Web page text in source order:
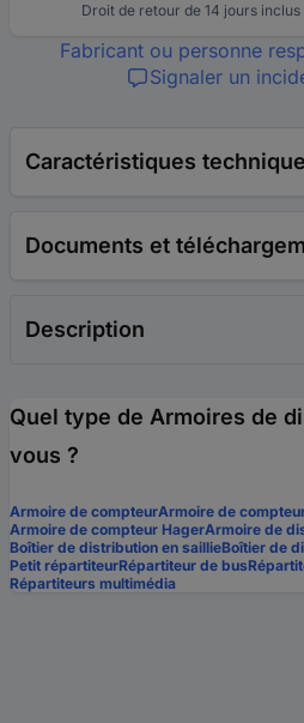
Droit de retour de 14 jours
Fabricant ou personne
Signaler un
Caractéristiques
Documents et
Description
Quel type de Armoires de
vous ?
Armoire de compteurArmoire de
Armoire de compteur HagerArmoire de
Boîtier de distribution en saillieBoîtier de
Petit répartiteurRépartiteur de bus
Répartiteurs multimédia